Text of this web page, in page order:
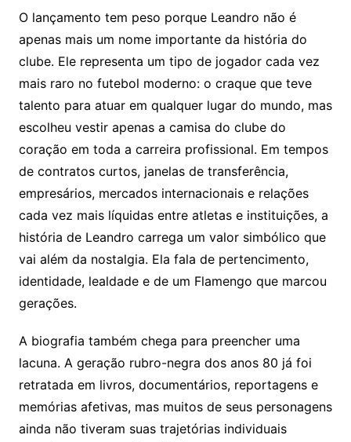
O lançamento tem peso porque Leandro não é
apenas mais um nome importante da história do
clube. Ele representa um tipo de jogador cada vez
mais raro no futebol moderno: o craque que teve
talento para atuar em qualquer lugar do mundo, mas
escolheu vestir apenas a camisa do clube do
coração em toda a carreira profissional. Em tempos
de contratos curtos, janelas de transferência,
empresários, mercados internacionais e relações
cada vez mais líquidas entre atletas e instituições, a
história de Leandro carrega um valor simbólico que
vai além da nostalgia. Ela fala de pertencimento,
identidade, lealdade e de um Flamengo que marcou
gerações.
A biografia também chega para preencher uma
lacuna. A geração rubro-negra dos anos 80 já foi
retratada em livros, documentários, reportagens e
memórias afetivas, mas muitos de seus personagens
ainda não tiveram suas trajetórias individuais